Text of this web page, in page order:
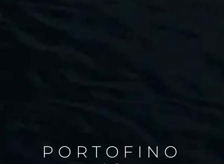
PORTOFINO